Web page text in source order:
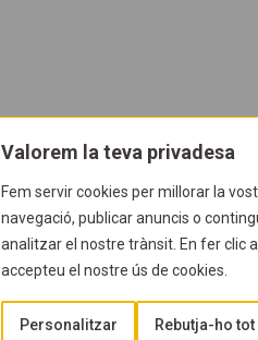
Valorem la teva privadesa
Fem servir cookies per millorar la
navegació, publicar anuncis o
analitzar el nostre trànsit. En fer clic
accepteu el nostre ús de cookies.
Personalitzar Rebutja-ho tot